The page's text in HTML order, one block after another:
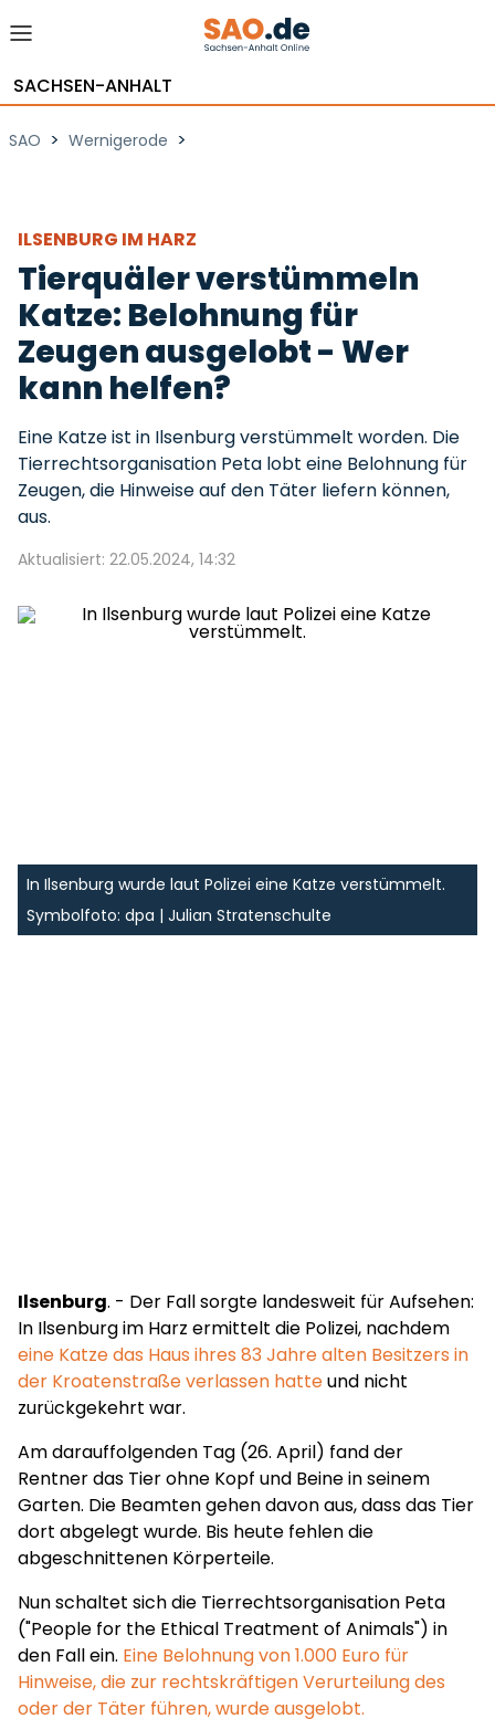
SACHSEN-ANHALT
SAO > Wernigerode >
ILSENBURG IM HARZ
Tierquäler verstümmeln
Katze: Belohnung für
Zeugen ausgelobt - Wer
kann helfen?
Eine Katze ist in Ilsenburg verstümmelt worden. Die
Tierrechtsorganisation Peta lobt eine Belohnung für
Zeugen, die Hinweise auf den Täter liefern können,
aus.
Aktualisiert: 22.05.2024, 14:32
In Ilsenburg wurde laut Polizei eine Katze verstümmelt.
Symbolfoto: dpa | Julian Stratenschulte
Ilsenburg. - Der Fall sorgte landesweit für Aufsehen:
In Ilsenburg im Harz ermittelt die Polizei, nachdem
eine Katze das Haus ihres 83 Jahre alten Besitzers in
der Kroatenstraße verlassen hatteund nicht
zurückgekehrt war.
Am darauffolgenden Tag (26. April) fand der
Rentner das Tier ohne Kopf und Beine in seinem
Garten. Die Beamten gehen davon aus, dass das Tier
dort abgelegt wurde. Bis heute fehlen die
abgeschnittenen Körperteile.
Nun schaltet sich die Tierrechtsorganisation Peta
("People for the Ethical Treatment of Animals") in
den Fall ein. Eine Belohnung von 1.000 Euro für
Hinweise, die zur rechtskräftigen Verurteilung des
oder der Täter führen, wurde ausgelobt.